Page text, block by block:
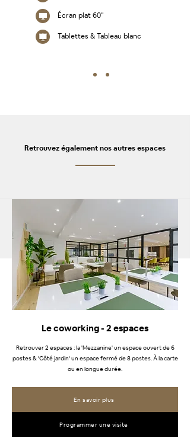
Écran plat 60"
Tablettes & Tableau blanc
Retrouvez également nos autres espaces
Le coworking - 2 espaces
Retrouver 2 espaces : la 'Mezzanine' un espace ouvert de 6
postes & 'Côté jardin' un espace fermé de 8 postes. À la carte
ou en longue durée.
En savoir plus
Programmer une visite